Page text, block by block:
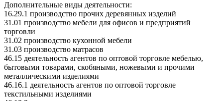
Дополнительные виды деятельности:
16.29.1 производство прочих деревянных изделий
31.01 производство мебели для офисов и предприятий
торговли
31.02 производство кухонной мебели
31.03 производство матрасов
46.15 деятельность агентов по оптовой торговле мебелью,
бытовыми товарами, скобяными, ножевыми и прочими
металлическими изделиями
46.16.1 деятельность агентов по оптовой торговле
текстильными изделиями